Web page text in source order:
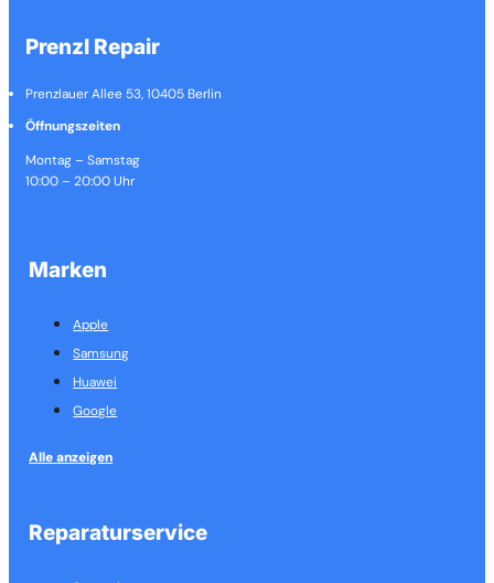
Prenzl Repair
Prenzlauer Allee 53, 10405 Berlin
Öffnungszeiten
Montag – Samstag
10:00 – 20:00 Uhr
Marken
Apple
Samsung
Huawei
Google
Alle anzeigen
Reparaturservice